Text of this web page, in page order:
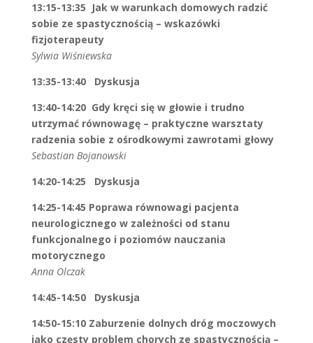
13:15-13:35 Jak w warunkach domowych radzić
sobie ze spastycznością – wskazówki
fizjoterapeuty
Sylwia Wiśniewska
13:35-13:40 Dyskusja
13:40-14:20 Gdy kręci się w głowie i trudno
utrzymać równowagę – praktyczne warsztaty
radzenia sobie z ośrodkowymi zawrotami głowy
Sebastian Bojanowski
14:20-14:25 Dyskusja
14:25-14:45 Poprawa równowagi pacjenta
neurologicznego w zależności od stanu
funkcjonalnego i poziomów nauczania
motorycznego
Anna Olczak
14:45-14:50 Dyskusja
14:50-15:10 Zaburzenie dolnych dróg moczowych
jako częsty problem chorych ze spastycznością –